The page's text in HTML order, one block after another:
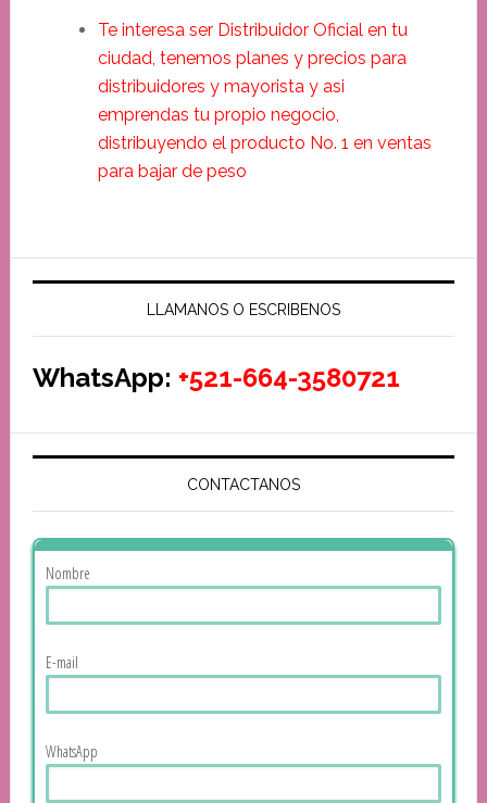
Te interesa ser Distribuidor Oficial en tu
ciudad, tenemos planes y precios para
distribuidores y mayorista y asi
emprendas tu propio negocio,
distribuyendo el producto No. 1 en ventas
para bajar de peso
LLAMANOS O ESCRIBENOS
WhatsApp: +521-664-3580721
CONTACTANOS
Nombre
E-mail
WhatsApp